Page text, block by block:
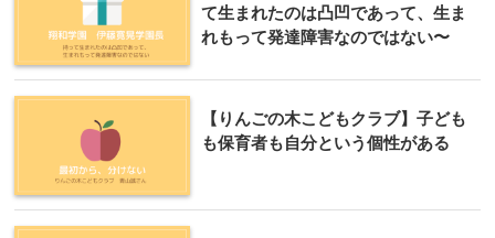
て生まれたのは凸凹であって、生ま
れもって発達障害なのではない〜
【りんごの木こどもクラブ】子ども
も保育者も自分という個性がある